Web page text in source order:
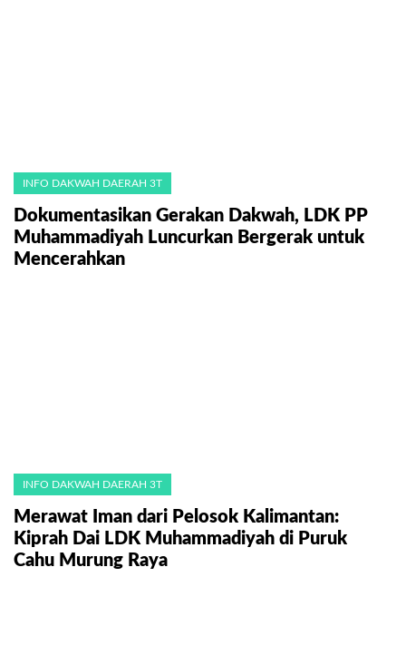
INFO DAKWAH DAERAH 3T
Dokumentasikan Gerakan Dakwah, LDK PP
Muhammadiyah Luncurkan Bergerak untuk
Mencerahkan
INFO DAKWAH DAERAH 3T
Merawat Iman dari Pelosok Kalimantan:
Kiprah Dai LDK Muhammadiyah di Puruk
Cahu Murung Raya